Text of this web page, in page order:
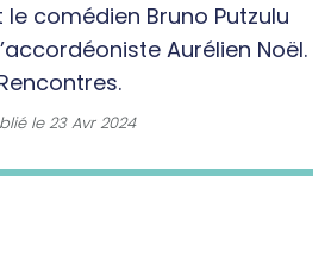
comédien Bruno Putzulu
Aurélien Noël.
le23 Avr 2024